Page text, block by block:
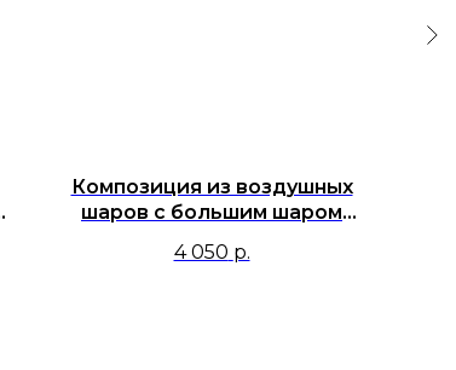
Композиция из воздушных
шаров с большим шаром
доллар
4 050 р.